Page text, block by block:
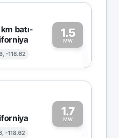
batı-
-118.62
1.5
MW1
-118.62
1.7
MW